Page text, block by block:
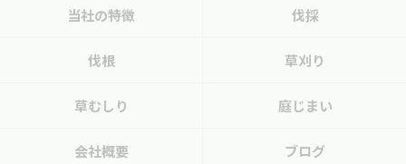
当社の特徴 伐採
伐根 草刈り
草むしり 庭じまい
会社概要 ブログ